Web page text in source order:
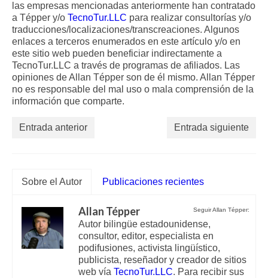
las empresas mencionadas anteriormente han contratado
a Tépper y/o TecnoTur.LLC para realizar consultorías y/o
traducciones/localizaciones/transcreaciones. Algunos
enlaces a terceros enumerados en este artículo y/o en
este sitio web pueden beneficiar indirectamente a
TecnoTur.LLC a través de programas de afiliados. Las
opiniones de Allan Tépper son de él mismo. Allan Tépper
no es responsable del mal uso o mala comprensión de la
información que comparte.
Entrada anterior Entrada siguiente
Sobre el Autor Publicaciones recientes
Seguir Allan Tépper:
Allan Tépper
Autor bilingüe estadounidense,
consultor, editor, especialista en
podifusiones, activista lingüístico,
publicista, reseñador y creador de sitios
web vía TecnoTur.LLC. Para recibir sus